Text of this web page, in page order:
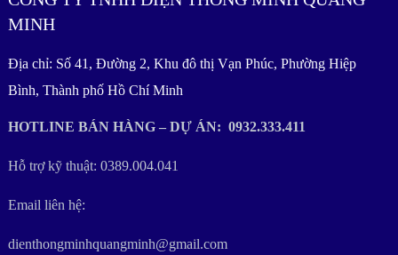
MINH
Địa chỉ: Số 41, Đường 2, Khu đô thị Vạn Phúc, Phường Hiệp
Bình, Thành phố Hồ Chí Minh
HOTLINE BÁN HÀNG – DỰ ÁN: 0932.333.411
Hỗ trợ kỹ thuật: 0389.004.041
Email liên hệ:
dienthongminhquangminh@gmail.com